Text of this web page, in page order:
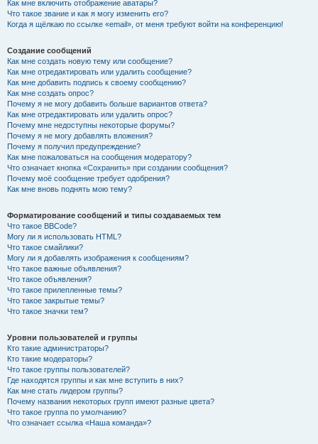
Как мне включить отображение аватары?
Что такое звание и как я могу изменить его?
Когда я щёлкаю по ссылке «email», от меня требуют войти на конференцию!
Создание сообщений
Как мне создать новую тему или сообщение?
Как мне отредактировать или удалить сообщение?
Как мне добавить подпись к своему сообщению?
Как мне создать опрос?
Почему я не могу добавить больше вариантов ответа?
Как мне отредактировать или удалить опрос?
Почему мне недоступны некоторые форумы?
Почему я не могу добавлять вложения?
Почему я получил предупреждение?
Как мне пожаловаться на сообщения модератору?
Что означает кнопка «Сохранить» при создании сообщения?
Почему моё сообщение требует одобрения?
Как мне вновь поднять мою тему?
Форматирование сообщений и типы создаваемых тем
Что такое BBCode?
Могу ли я использовать HTML?
Что такое смайлики?
Могу ли я добавлять изображения к сообщениям?
Что такое важные объявления?
Что такое объявления?
Что такое прилепленные темы?
Что такое закрытые темы?
Что такое значки тем?
Уровни пользователей и группы
Кто такие администраторы?
Кто такие модераторы?
Что такое группы пользователей?
Где находятся группы и как мне вступить в них?
Как мне стать лидером группы?
Почему названия некоторых групп имеют разные цвета?
Что такое группа по умолчанию?
Что означает ссылка «Наша команда»?